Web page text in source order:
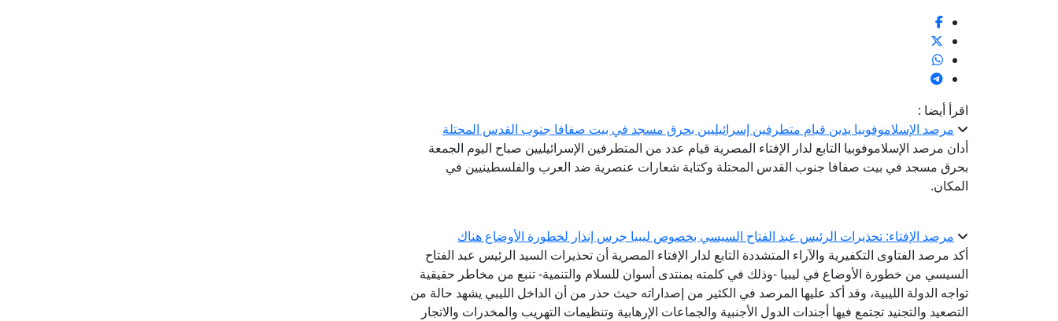
اقرأ أيضا :
مرصد الإسلاموفوبيا يدين قيام متطرفين إسرائيليين بحرق مسجد في بيت صفافا جنوب القدس المحتلة
أدان مرصد الإسلاموفوبيا التابع لدار الإفتاء المصرية قيام عدد من المتطرفين الإسرائيليين صباح اليوم الجمعة
بحرق مسجد في بيت صفافا جنوب القدس المحتلة وكتابة شعارات عنصرية ضد العرب والفلسطينيين في
المكان.
مرصد الإفتاء: تحذيرات الرئيس عبد الفتاح السيسي بخصوص ليبيا جرس إنذار لخطورة الأوضاع هناك
أكد مرصد الفتاوى التكفيرية والآراء المتشددة التابع لدار الإفتاء المصرية أن تحذيرات السيد الرئيس عبد الفتاح
السيسي من خطورة الأوضاع في ليبيا -وذلك في كلمته بمنتدى أسوان للسلام والتنمية- تنبع من مخاطر حقيقية
تواجه الدولة الليبية، وقد أكد عليها المرصد في الكثير من إصداراته حيث حذر من أن الداخل الليبي يشهد حالة من
التصعيد والتجنيد تجتمع فيها أجندات الدول الأجنبية والجماعات الإرهابية وتنظيمات التهريب والمخدرات والاتجار